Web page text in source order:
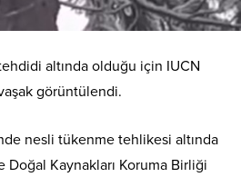
altında olduğu için IUCN
görüntülendi.
nesli tükenme tehlikesi altında
Kaynakları Koruma Birliği